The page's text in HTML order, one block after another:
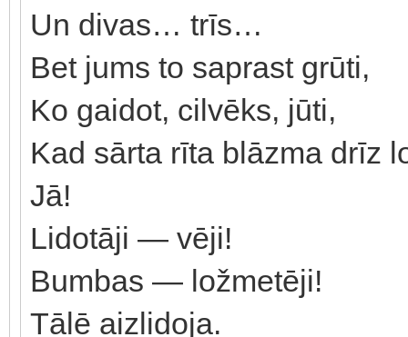
Un divas… trīs…
Bet jums to saprast grūti,
Ko gaidot, cilvēks, jūti,
Kad sārta rīta blāzma drīz
Jā!
Lidotāji — vēji!
Bumbas — ložmetēji!
Tālē aizlidoja.